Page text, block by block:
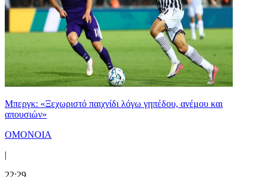
Μπεργκ: «Ξεχωριστό παιχνίδι λόγω γηπέδου, ανέμου και
απουσιών»
ΟΜΟΝΟΙΑ
|
22:29